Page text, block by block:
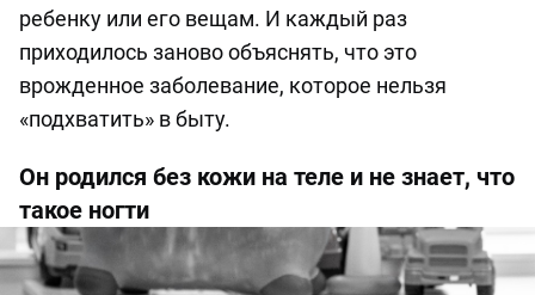
ребенку или его вещам. И каждый раз
приходилось заново объяснять, что это
врожденное заболевание, которое нельзя
«подхватить» в быту.
Он родился без кожи на теле и не знает, что
такое ногти